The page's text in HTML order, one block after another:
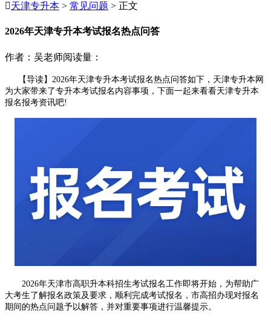
天津专升本 > 常见问题 > 正文
2026年天津专升本考试报名热点问答
作者：吴老师阅读量：
【导读】2026年天津专升本考试报名热点问答如下，天津专升本网
为大家带来了专升本考试报名内容事项，下面一起来看看天津专升本
报名报考资讯吧!
2026年天津市高职升本科招生考试报名工作即将开始，为帮助广
大考生了解报名政策及要求，顺利完成考试报名，市高招办现对报名
期间的热点问题予以解答，并对重要事项进行温馨提示。